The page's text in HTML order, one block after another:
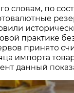
словам, по
практике
принято
импорта
данный